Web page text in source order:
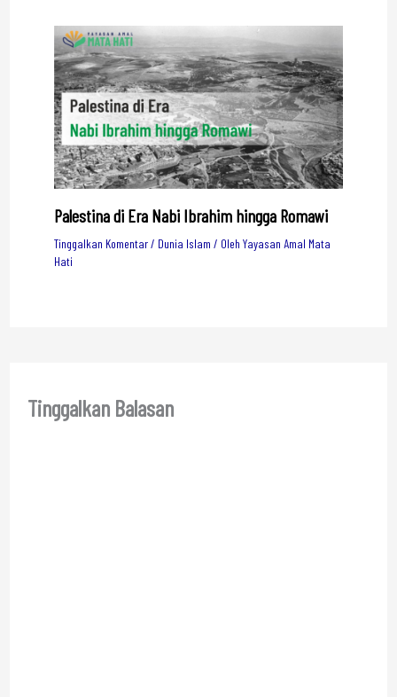
Palestina di Era Nabi Ibrahim hingga Romawi
Tinggalkan Komentar/ Dunia Islam / Oleh Yayasan Amal Mata
Hati
Tinggalkan Balasan